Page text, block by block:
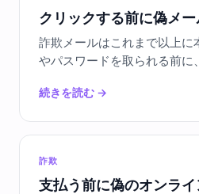
クリックする前に偽メ
詐欺メールはこれまで以上に
やパスワードを取られる前に
続きを読む →
詐欺
支払う前に偽のオンラ